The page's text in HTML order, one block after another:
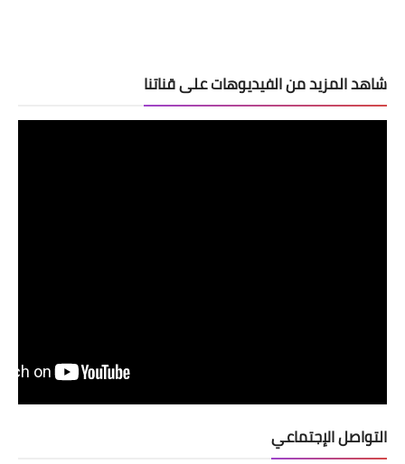
شاهد المزيد من الفيديوهات على قناتنا
التواصل الإجتماعي